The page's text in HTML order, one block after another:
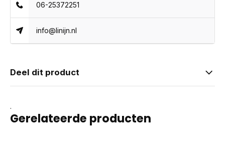
06-25372251
info@linijn.nl
Deel dit product
.
Gerelateerde producten